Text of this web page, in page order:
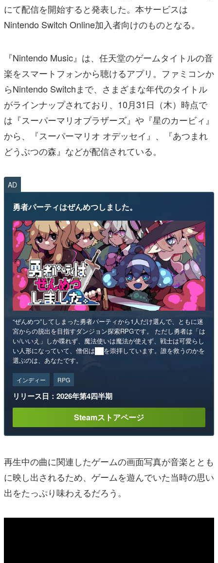
電ファミニコゲーマーとは？
運営：株式会社マレ
にて配信を開始すると発表した。本サービスは
Nintendo Switch Online加入者向けのものとなる。
『Nintendo Music』は、任天堂のゲームタイトルの音
楽をスマートフォンから聴けるアプリ。ファミコンか
らNintendo Switchまで、さまざまな年代のタイトル
がラインナップされており、10月31日（木）時点で
は『スーパーマリオブラザーズ』や『星のカービィ』
から、『スーパーマリオ オデッセイ』、『あつまれ
どうぶつの森』などが配信されている。
AD
勇者パーティはぜんめつしました。
“ぜんめつ”してしまった勇者パーティから1人だけ選んで、ともに迷
宮からの脱出を目指すダンジョン探索RPGです。 ただし勇者は「は
い/いいえ」しか喋れず、魔法使いは魔法が使えず、戦士は可愛らし
い人形になっていて、僧侶は██を崇拝しています。誰を救うのかを
選ぶのは、あなたです。
インディー RPG
リリース日：2026年第4四半期
Steamストアページ
再生中の曲に関連したゲームの画面写真が音楽ととも
に映し出されるため、ゲームを遊んでいた当時の思い
出をたっぷり味わえるだろう。